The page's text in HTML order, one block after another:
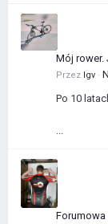
Mój rower.
Przez Igv ·
Po 10
Forumowa